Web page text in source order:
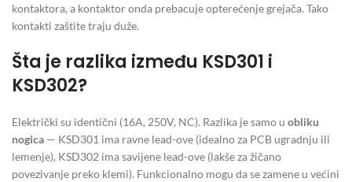
kontaktora, a kontaktor onda prebacuje opterećenje grejača. Tako
kontakti zaštite traju duže.
Šta je razlika između KSD301 i
KSD302?
Električki su identični (16A, 250V, NC). Razlika je samo u obliku
nogica — KSD301 ima ravne lead-ove (idealno za PCB ugradnju ili
lemenje), KSD302 ima savijene lead-ove (lakše za žičano
povezivanje preko klemi). Funkcionalno mogu da se zamene u većini